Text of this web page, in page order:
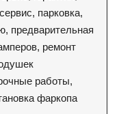
парковка,
предварительная
ремонт
работы,
фаркопа